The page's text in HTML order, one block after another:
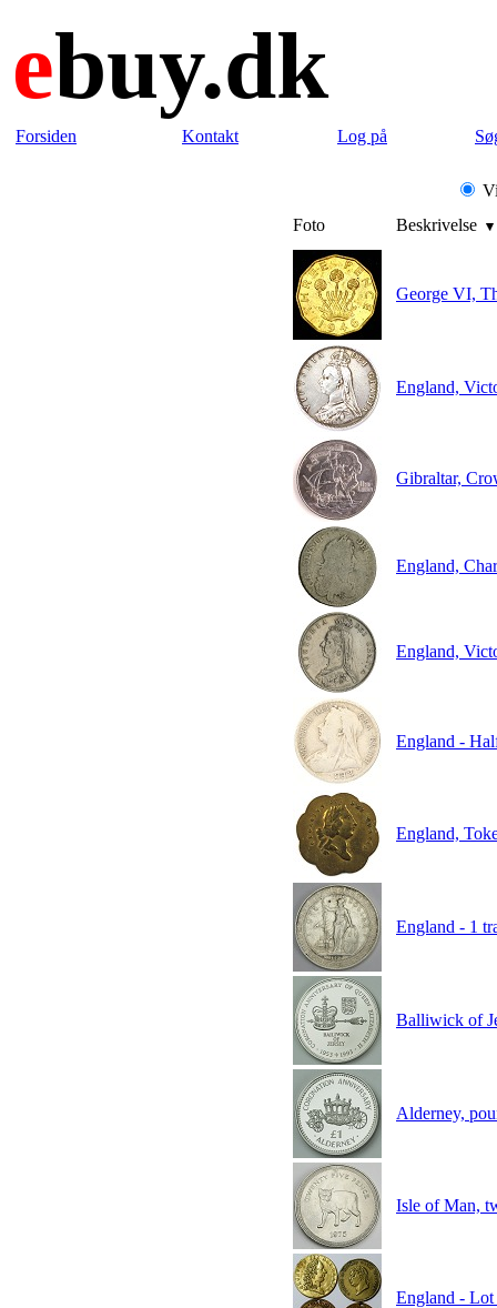
ebuy.dk
Forsiden Kontakt Log på
Foto
Beskrivelse
George VI,
England,
Gibraltar,
England,
England,
England -
England,
England - 1
Balliwick of
Alderney,
Isle of Man,
England - Lot